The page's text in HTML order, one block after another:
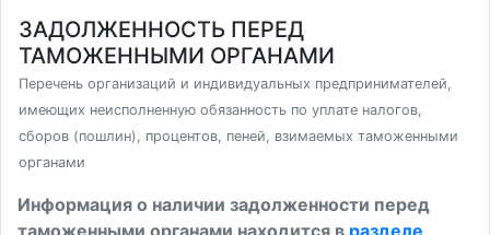
ЗАДОЛЖЕННОСТЬ ПЕРЕД
ТАМОЖЕННЫМИ ОРГАНАМИ
Перечень организаций и индивидуальных предпринимателей,
имеющих неисполненную обязанность по уплате налогов,
сборов (пошлин), процентов, пеней, взимаемых таможенными
органами
Информация о наличии задолженности перед
таможенными органами находится в разделе